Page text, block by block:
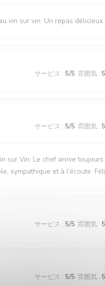
vin sur vin. Un repas
サービス : 5/5 雰囲気 : 5
サービス : 5/5 雰囲気 : 5
sur Vin. Le chef arrive
sympathique et à l’écoute.
サービス : 5/5 雰囲気 : 5
サービス : 5/5 雰囲気 : 5